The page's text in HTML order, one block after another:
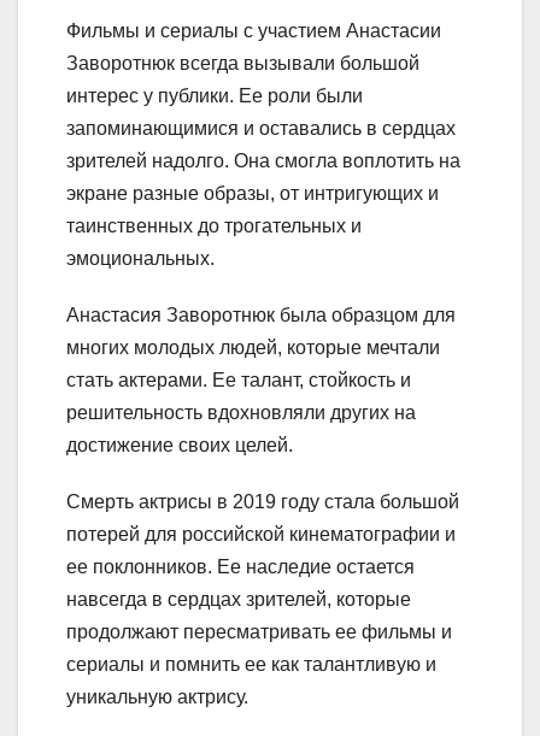
Фильмы и сериалы с участием Анастасии
Заворотнюк всегда вызывали большой
интерес у публики. Ее роли были
запоминающимися и оставались в сердцах
зрителей надолго. Она смогла воплотить на
экране разные образы, от интригующих и
таинственных до трогательных и
эмоциональных.
Анастасия Заворотнюк была образцом для
многих молодых людей, которые мечтали
стать актерами. Ее талант, стойкость и
решительность вдохновляли других на
достижение своих целей.
Смерть актрисы в 2019 году стала большой
потерей для российской кинематографии и
ее поклонников. Ее наследие остается
навсегда в сердцах зрителей, которые
продолжают пересматривать ее фильмы и
сериалы и помнить ее как талантливую и
уникальную актрису.